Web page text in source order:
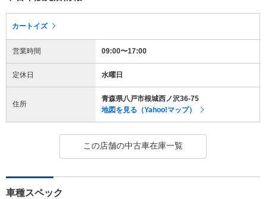
カートイズ
営業時間 09:00〜17:00
定休日 水曜日
住所
青森県八戸市根城西ノ沢36-75
地図を見る（Yahoo!マップ）
この店舗の中古車在庫一覧
車種スペック